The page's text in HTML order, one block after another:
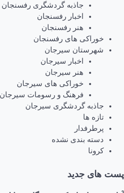
جاذبه گردشگری رفسنجان
اخبار رفسنجان
هنر رفسنجان
خوراکی های رفسنجان
شهرستان سیرجان
اخبار سیرجان
هنر سیرجان
خوراکی های سیرجان
فرهنگ و رسومات سیرجان
جاذبه گردشگری سیرجان
تازه ها
پرطرفدار
دسته بندی نشده
کرونا
پست های جدید